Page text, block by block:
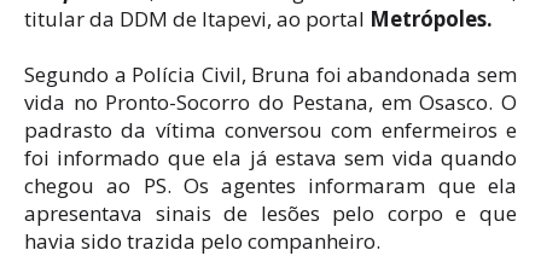
titular da DDM de Itapevi, ao portal Metrópoles.
Segundo a Polícia Civil, Bruna foi abandonada sem
vida no Pronto-Socorro do Pestana, em Osasco. O
padrasto da vítima conversou com enfermeiros e
foi informado que ela já estava sem vida quando
chegou ao PS. Os agentes informaram que ela
apresentava sinais de lesões pelo corpo e que
havia sido trazida pelo companheiro.